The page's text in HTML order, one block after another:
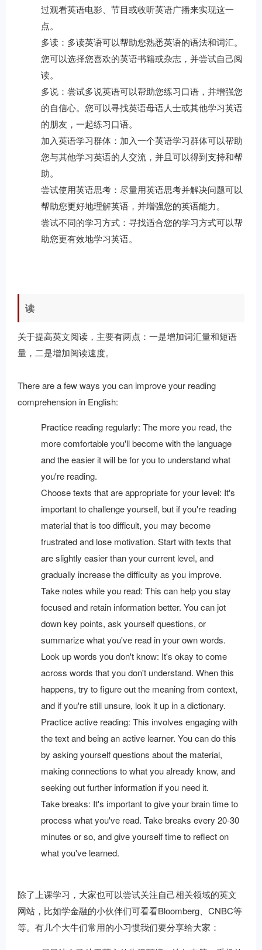
过观看英语电影、节目或收听英语广播来实现这一
点。
多读：多读英语可以帮助您熟悉英语的语法和词汇。
您可以选择您喜欢的英语书籍或杂志，并尝试自己阅
读。
多说：尝试多说英语可以帮助您练习口语，并增强您
的自信心。您可以寻找英语母语人士或其他学习英语
的朋友，一起练习口语。
加入英语学习群体：加入一个英语学习群体可以帮助
您与其他学习英语的人交流，并且可以得到支持和帮
助。
尝试使用英语思考：尽量用英语思考并解决问题可以
帮助您更好地理解英语，并增强您的英语能力。
尝试不同的学习方式：寻找适合您的学习方式可以帮
助您更有效地学习英语。
读
关于提高英文阅读，主要有两点：一是增加词汇量和短语
量，二是增加阅读速度。
There are a few ways you can improve your reading
comprehension in English:
Practice reading regularly: The more you read, the
more comfortable you'll become with the language
and the easier it will be for you to understand what
you're reading.
Choose texts that are appropriate for your level: It's
important to challenge yourself, but if you're reading
material that is too difficult, you may become
frustrated and lose motivation. Start with texts that
are slightly easier than your current level, and
gradually increase the difficulty as you improve.
Take notes while you read: This can help you stay
focused and retain information better. You can jot
down key points, ask yourself questions, or
summarize what you've read in your own words.
Look up words you don't know: It's okay to come
across words that you don't understand. When this
happens, try to figure out the meaning from context,
and if you're still unsure, look it up in a dictionary.
Practice active reading: This involves engaging with
the text and being an active learner. You can do this
by asking yourself questions about the material,
making connections to what you already know, and
seeking out further information if you need it.
Take breaks: It's important to give your brain time to
process what you've read. Take breaks every 20-30
minutes or so, and give yourself time to reflect on
what you've learned.
除了上课学习，大家也可以尝试关注自己相关领域的英文
网站，比如学金融的小伙伴们可看看Bloomberg、CNBC等
等。有几个大牛们常用的小习惯我们要分享给大家：